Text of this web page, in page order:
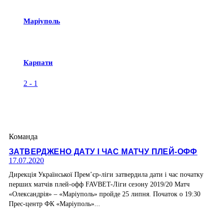
Маріуполь
Карпати
2 - 1
Команда
ЗАТВЕРДЖЕНО ДАТУ І ЧАС МАТЧУ ПЛЕЙ-ОФФ
17.07.2020
Дирекція Української Прем’єр-ліги затвердила дати і час початку
перших матчів плей-офф FAVBET-Ліги сезону 2019/20 Матч
«Олександрія» – «Маріуполь» пройде 25 липня. Початок о 19:30
Прес-центр ФК «Маріуполь»...